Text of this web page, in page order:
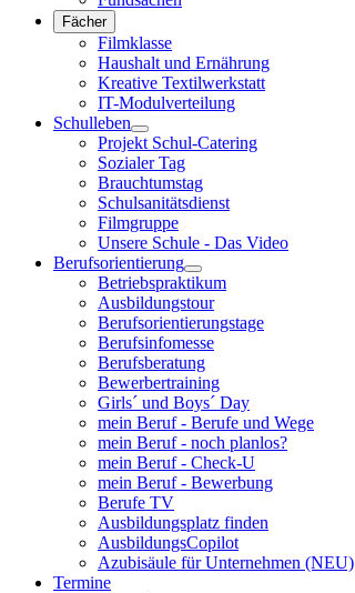
Fächer
Filmklasse
Haushalt und Ernährung
Kreative Textilwerkstatt
IT-Modulverteilung
Schulleben
Projekt Schul-Catering
Sozialer Tag
Brauchtumstag
Schulsanitätsdienst
Filmgruppe
Unsere Schule - Das Video
Berufsorientierung
Betriebspraktikum
Ausbildungstour
Berufsorientierungstage
Berufsinfomesse
Berufsberatung
Bewerbertraining
Girls´ und Boys´ Day
mein Beruf - Berufe und Wege
mein Beruf - noch planlos?
mein Beruf - Check-U
mein Beruf - Bewerbung
Berufe TV
Ausbildungsplatz finden
AusbildungsCopilot
Azubisäule für Unternehmen (NEU)
Termine